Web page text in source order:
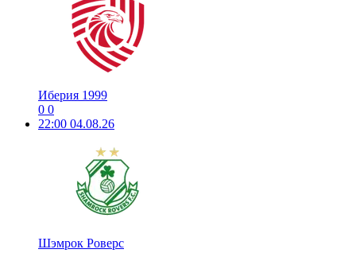
Иберия 1999
0 0
22:00 04.08.26
Шэмрок Роверс